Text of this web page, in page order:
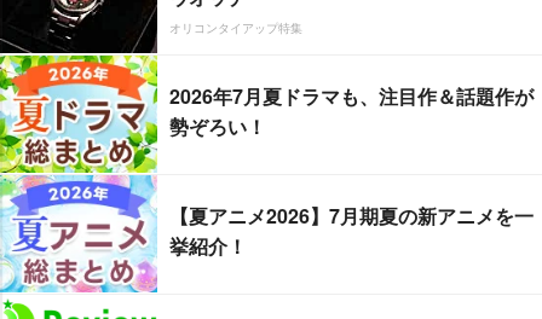
オリコンタイアップ特集
2026年7月夏ドラマも、注目作＆話題作が
勢ぞろい！
【夏アニメ2026】7月期夏の新アニメを一
挙紹介！